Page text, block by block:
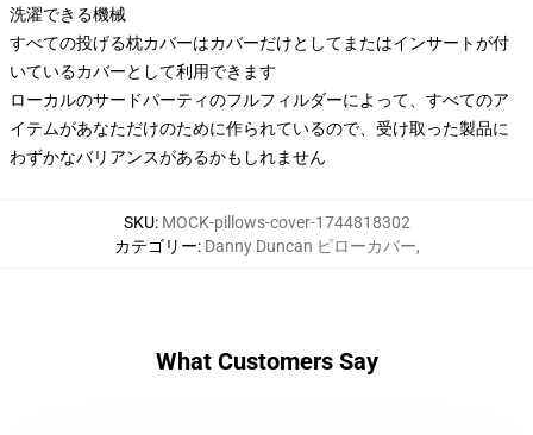
洗濯できる機械
すべての投げる枕カバーはカバーだけとしてまたはインサートが付
いているカバーとして利用できます
ローカルのサードパーティのフルフィルダーによって、すべてのア
イテムがあなただけのために作られているので、受け取った製品に
わずかなバリアンスがあるかもしれません
SKU: MOCK-pillows-cover-1744818302
カテゴリー: Danny Duncan ピローカバー,
What Customers Say